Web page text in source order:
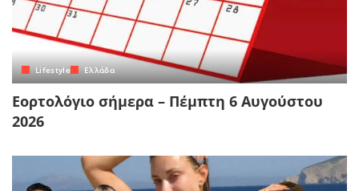
Lifestyle Ελλάδα
Εορτολόγιο σήμερα – Πέμπτη 6 Αυγούστου
2026